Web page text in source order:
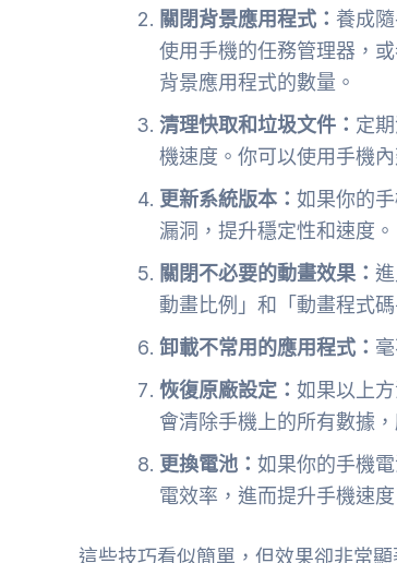
關閉背景應用程式： 養成
使用手機的任務管理器，
背景應用程式的數量。
清理快取和垃圾文件： 定
機速度。你可以使用手機
更新系統版本： 如果你的
漏洞，提升穩定性和速度。
關閉不必要的動畫效果：
動畫比例」和「動畫程式
卸載不常用的應用程式：
恢復原廠設定： 如果以上
會清除手機上的所有數據
更換電池： 如果你的手機
電效率，進而提升手機速度
這些技巧看似簡單，但效果卻非常